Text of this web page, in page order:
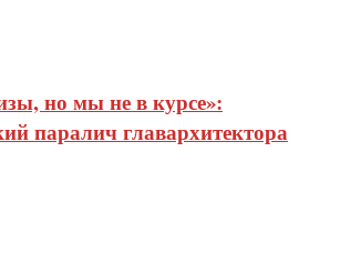
но мы не в курсе»:
паралич главархитектора